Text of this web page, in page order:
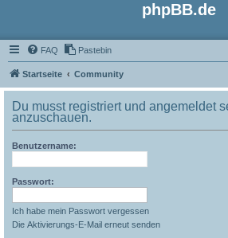
phpBB.de
FAQ Pastebin
Startseite Community
Du musst registriert und angemeldet
anzuschauen.
Benutzername:
Passwort:
Ich habe mein Passwort vergessen
Die Aktivierungs-E-Mail erneut senden